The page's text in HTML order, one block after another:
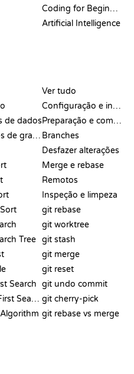
Coding for Beginners
Artificial Intelligence
de dados
Algoritmos de grafos
Tree
Search
Breadth-First Search
Ver tudo
Configuração e início
Preparação e commit
Branches
Desfazer alterações
Merge e rebase
Remotos
Inspeção e limpeza
git rebase
git worktree
git stash
git merge
git reset
git undo commit
git cherry-pick
git rebase vs merge